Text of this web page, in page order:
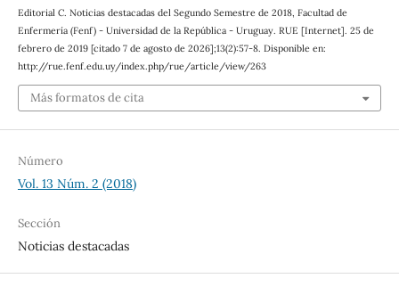
Editorial C. Noticias destacadas del Segundo Semestre de 2018, Facultad de
Enfermería (Fenf) - Universidad de la República - Uruguay. RUE [Internet]. 25 de
febrero de 2019 [citado 7 de agosto de 2026];13(2):57-8. Disponible en:
http://rue.fenf.edu.uy/index.php/rue/article/view/263
Más formatos de cita
Número
Vol. 13 Núm. 2 (2018)
Sección
Noticias destacadas